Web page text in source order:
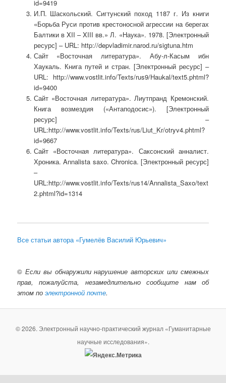
id=9419
И.П. Шаскольский. Сигтунский поход 1187 г. Из книги
«Борьба Руси против крестоносной агрессии на берегах
Балтики в XII – XIII вв.» Л. «Наука». 1978. [Электронный
ресурс] – URL: http://depvladimir.narod.ru/sigtuna.htm
Сайт «Восточная литература». Абу-л-Касым ибн
Хаукаль. Книга путей и стран. [Электронный ресурс] –
URL: http://www.vostlit.info/Texts/rus9/Haukal/text5.phtml?
id=9400
Сайт «Восточная литература». Лиутпранд Кремонский.
Книга возмездия («Антаподосис»). [Электронный
ресурс] –
URL:http://www.vostlit.info/Texts/rus/Liut_Kr/otryv4.phtml?
id=9667
Сайт «Восточная литература». Саксонский анналист.
Хроника. Annalista saxo. Chronica. [Электронный ресурс]
–
URL:http://www.vostlit.info/Texts/rus14/Annalista_Saxo/text
2.phtml?id=1314
Все статьи автора «Гумелёв Василий Юрьевич»
© Если вы обнаружили нарушение авторских или смежных
прав, пожалуйста, незамедлительно сообщите нам об
этом поэлектронной почте.
© 2026. Электронный научно-практический журнал «Гуманитарные
научные исследования».